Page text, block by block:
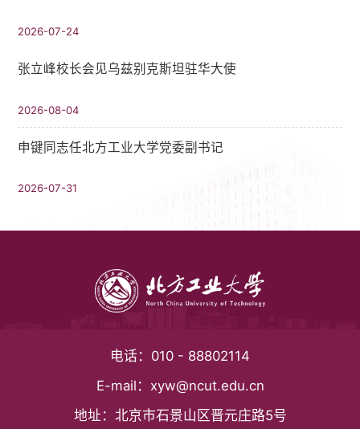
2026-07-24
张立峰校长会见乌兹别克斯坦驻华大使
2026-08-04
申键同志任北方工业大学党委副书记
2026-07-31
电话： 010 - 88802114
E-mail： xyw@ncut.edu.cn
地址： 北京市石景山区晋元庄路5号